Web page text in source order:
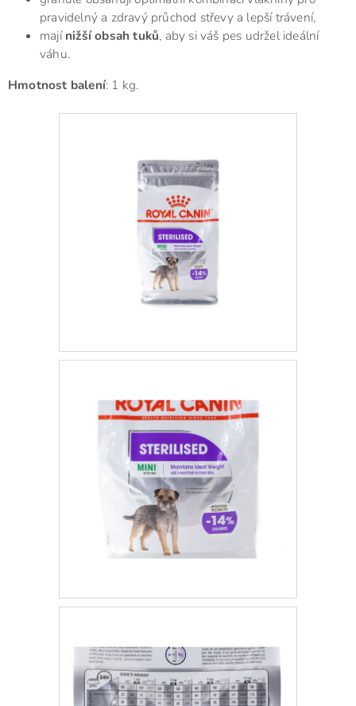
pravidelný a zdravý průchod střevy a lepší trávení,
majínižší obsah tuků, aby si váš pes udržel ideální
váhu.
Hmotnost balení: 1 kg.